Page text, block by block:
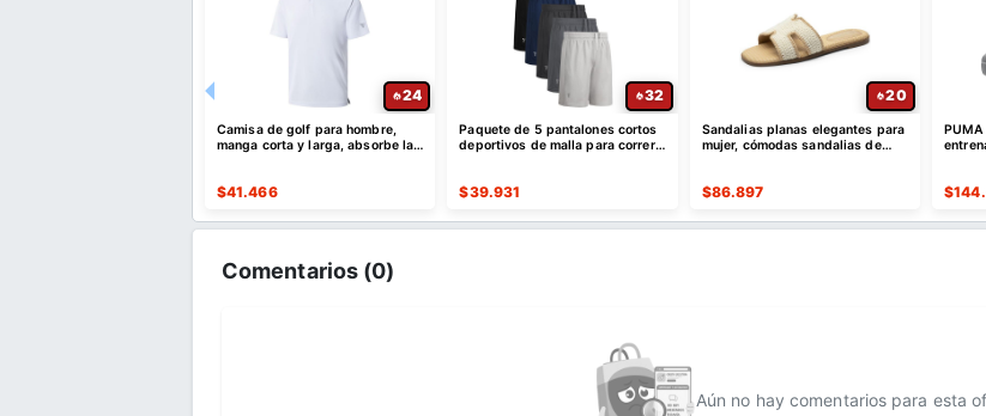
24
Camisa de golf para hombre,
manga corta y larga, absorbe la
$41.466
32
Paquete de 5 pantalones cortos
deportivos de malla para correr,
$39.931
20
Sandalias planas elegantes para
mujer, cómodas sandalias de
$86.897 $
Comentarios (0)
Aún no hay comentarios para esta